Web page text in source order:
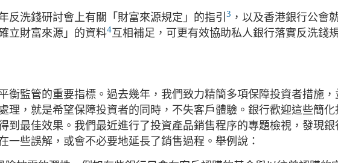
反洗錢研討會上有關「財富來源規定」的指引 3 ，以及香港銀行公會
立財富來源」的資料4互相補足，可更有效協助私人銀行落實反洗錢
衡監管的重要指標。過去幾年，我們致力精簡多項保障投資者措施，
理，就是希望保障投資者的同時，不失客戶體驗。銀行歡迎這些簡化
到最佳效果。我們最近進行了投資產品銷售程序的專題檢視，發現銀
一些誤解，或會不必要地延長了銷售過程。舉例說：